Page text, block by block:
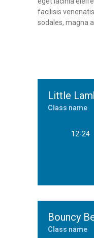
facilisis
sodales, magna
Little
Class name
12-24
Bouncy
Class name